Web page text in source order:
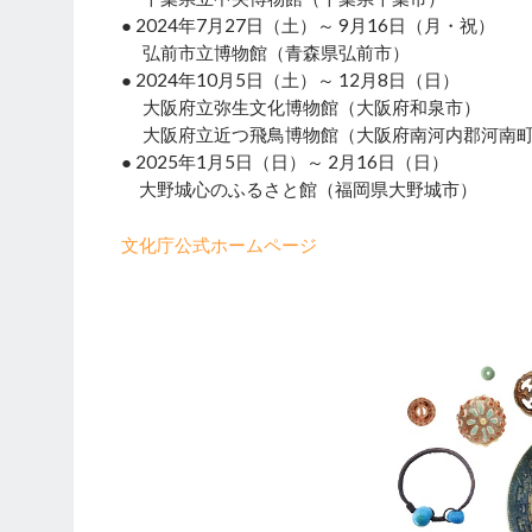
● 2024年7月27日（土）～ 9月16日（月・祝）
弘前市立博物館（青森県弘前市）
● 2024年10月5日（土）～ 12月8日（日）
大阪府立弥生文化博物館（大阪府和泉市）
大阪府立近つ飛鳥博物館（大阪府南河内郡河南
● 2025年1月5日（日）～ 2月16日（日）
大野城心のふるさと館（福岡県大野城市）
文化庁公式ホームページ